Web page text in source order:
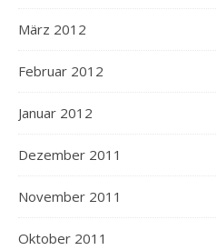
März 2012
Februar 2012
Januar 2012
Dezember 2011
November 2011
Oktober 2011